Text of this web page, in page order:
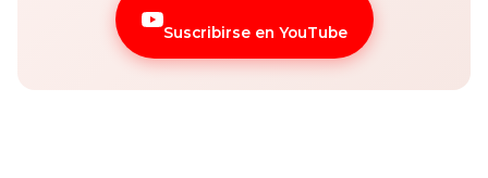
Suscribirse en YouTube